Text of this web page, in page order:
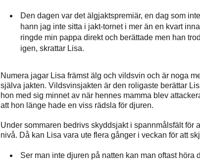
Den dagen var det älgjaktspremiär, en dag som
hann jag inte sitta i jakt-tornet i mer än en kvart
ringde min pappa direkt och berättade men han
igen, skrattar Lisa.
Numera jagar Lisa främst älg och vildsvin och är noga
själva jakten. Vildsvinsjakten är den roligaste berättar
hon med sig minnet av när hennes mamma blev
att hon länge hade en viss rädsla för djuren.
Under sommaren bedrivs skyddsjakt i spannmålsfält
nivå. Då kan Lisa vara ute flera gånger i veckan för att
Ser man inte djuren på natten kan man oftast höra